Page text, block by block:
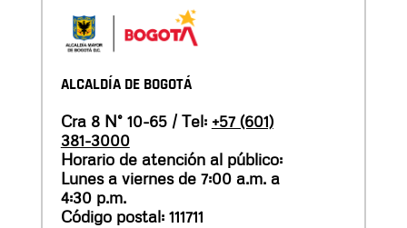
ALCALDÍA DE BOGOTÁ
Cra 8 N° 10-65 / Tel: +57 (601)
381-3000
Horario de atención al público:
Lunes a viernes de 7:00 a.m. a
4:30 p.m.
Código postal: 111711